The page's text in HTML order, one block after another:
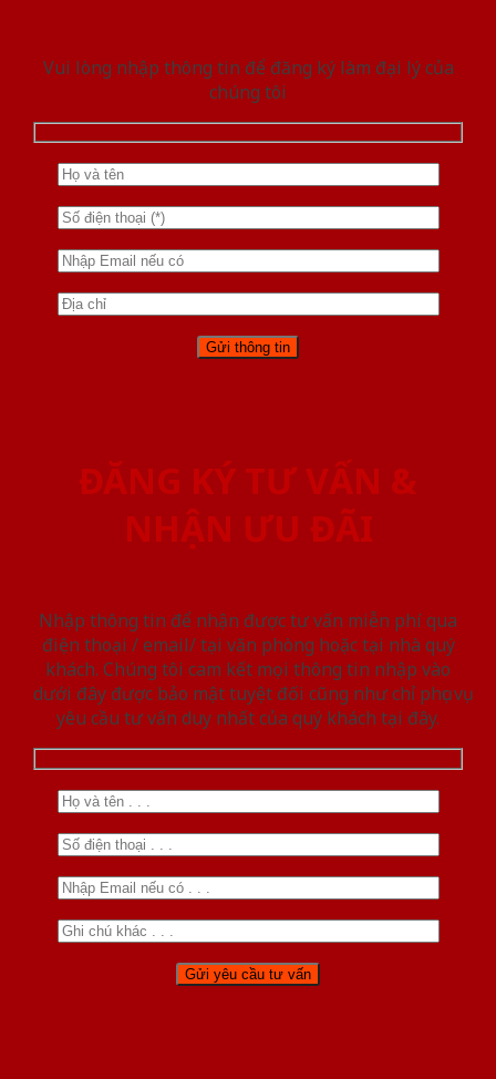
Vui lòng nhập thông tin để đăng ký làm đại lý của
chúng tôi
ĐĂNG KÝ TƯ VẤN &
NHẬN ƯU ĐÃI
Nhập thông tin để nhận được tư vấn miễn phí qua
điện thoại / email/ tại văn phòng hoặc tại nhà quý
khách. Chúng tôi cam kết mọi thông tin nhập vào
dưới đây được bảo mật tuyệt đối cũng như chỉ phục vụ
yêu cầu tư vấn duy nhất của quý khách tại đây.